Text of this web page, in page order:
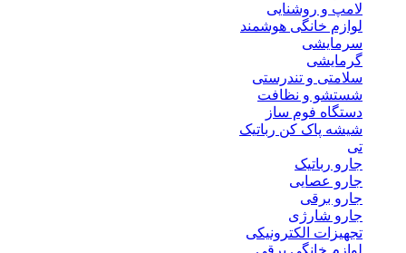
لامپ و روشنایی
لوازم خانگی هوشمند
سرمایشی
گرمایشی
سلامتی و تندرستی
شستشو و نظافت
دستگاه فوم ساز
شیشه پاک کن رباتیک
تی
جارو رباتیک
جارو عصایی
جارو برقی
جارو شارژی
تجهیزات الکترونیکی
لوازم خانگی برقی